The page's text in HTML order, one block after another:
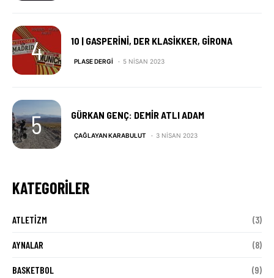
10 | GASPERINI, DER KLASIKKER, GIRONA
PLASE DERGI 5 NISAN 2023
GÜRKAN GENÇ: DEMIR ATLI ADAM
ÇAĞLAYAN KARABULUT 3 NISAN 2023
KATEGORILER
ATLETIZM (3)
AYNALAR (8)
BASKETBOL (9)